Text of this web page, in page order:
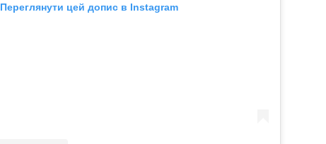
Переглянути цей допис в Instagram